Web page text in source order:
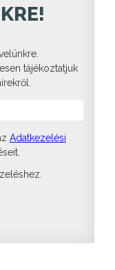
tájékoztatjuk
Adatkezelési